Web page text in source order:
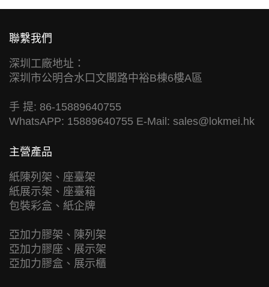
聯繫我們
深圳工廠地址：
深圳市公明合水口文閣路中裕B棟6樓A區
手 提: 86-15889640755
WhatsAPP: 15889640755 E-Mail: sales@lokmei.hk
主營產品
紙陳列架、座臺架
紙展示架、座臺箱
包裝彩盒、紙企牌
亞加力膠架、陳列架
亞加力膠座、展示架
亞加力膠盒、展示櫃